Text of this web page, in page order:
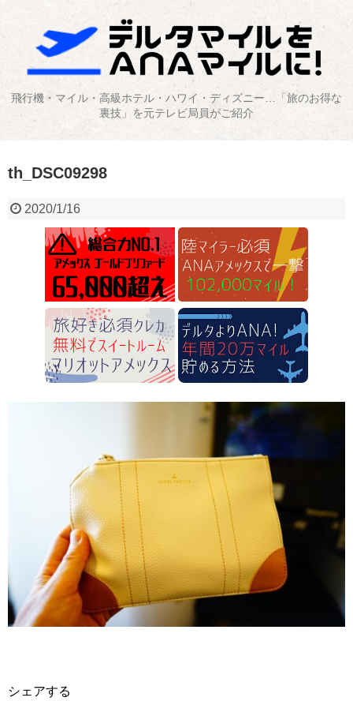
飛行機・マイル・高級ホテル・ハワイ・ディズニー…「旅のお得な
裏技」を元テレビ局員がご紹介
th_DSC09298
2020/1/16
シェアする